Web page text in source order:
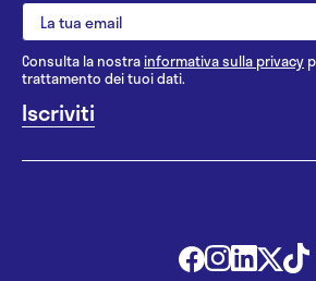
Consulta la nostrainformativa sulla privacy
trattamento dei tuoi dati.